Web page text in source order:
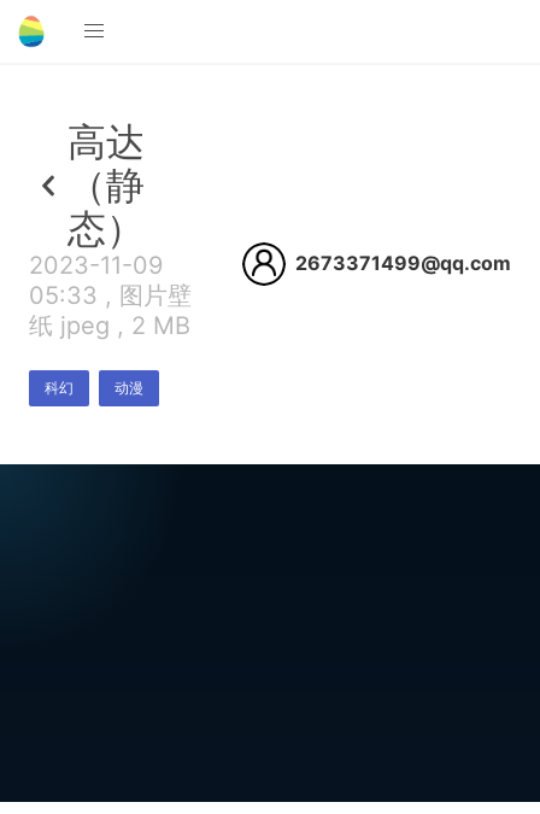
高达
（静
态）
2023-11-09
05:33 , 图片壁
纸 jpeg , 2 MB
科幻 动漫
2673371499@qq.com